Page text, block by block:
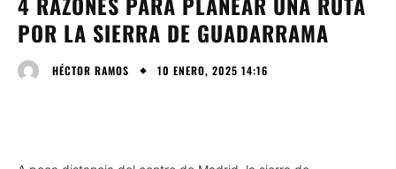
POR LA SIERRA DE GUADARRAMA
HÉCTOR RAMOS 10 ENERO, 2025 14:16